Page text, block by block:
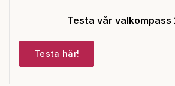
Testa vår valkompass
Testa här!